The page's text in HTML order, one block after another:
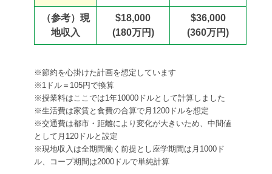
（参考）現
地収入
$18,000
(180万円)
$36,000
(360万円)
※節約を心掛けた計画を想定しています
※1ドル＝105円で換算
※授業料はここでは1年10000ドルとして計算しました
※生活費は家賃と食費の合算で月1200ドルを想定
※交通費は都市・距離により変化が大きいため、中間値
として月120ドルと設定
※現地収入は全期間働く前提とし座学期間は月1000ド
ル、コープ期間は2000ドルで単純計算